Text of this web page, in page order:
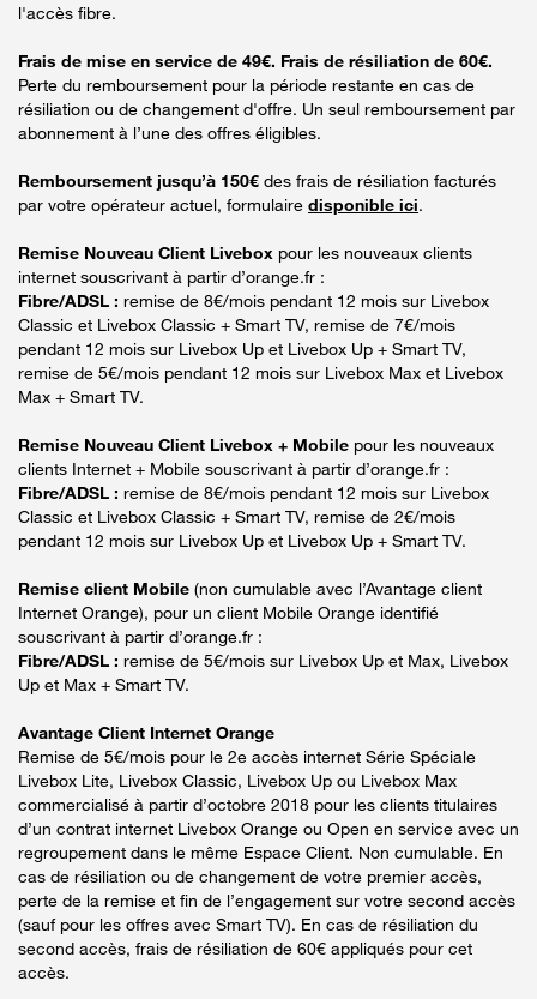
l'accès fibre.
Frais de mise en service de 49€. Frais de résiliation de 60€.
Perte du remboursement pour la période restante en cas de
résiliation ou de changement d'offre. Un seul remboursement par
abonnement à l’une des offres éligibles.
Remboursement jusqu’à 150€ des frais de résiliation facturés
par votre opérateur actuel, formulaire disponible ici.
Remise Nouveau Client Livebox pour les nouveaux clients
internet souscrivant à partir d’orange.fr :
Fibre/ADSL : remise de 8€/mois pendant 12 mois sur Livebox
Classic et Livebox Classic + Smart TV, remise de 7€/mois
pendant 12 mois sur Livebox Up et Livebox Up + Smart TV,
remise de 5€/mois pendant 12 mois sur Livebox Max et Livebox
Max + Smart TV.
Remise Nouveau Client Livebox + Mobile pour les nouveaux
clients Internet + Mobile souscrivant à partir d’orange.fr :
Fibre/ADSL : remise de 8€/mois pendant 12 mois sur Livebox
Classic et Livebox Classic + Smart TV, remise de 2€/mois
pendant 12 mois sur Livebox Up et Livebox Up + Smart TV.
Remise client Mobile (non cumulable avec l’Avantage client
Internet Orange), pour un client Mobile Orange identifié
souscrivant à partir d’orange.fr :
Fibre/ADSL : remise de 5€/mois sur Livebox Up et Max, Livebox
Up et Max + Smart TV.
Avantage Client Internet Orange
Remise de 5€/mois pour le 2e accès internet Série Spéciale
Livebox Lite, Livebox Classic, Livebox Up ou Livebox Max
commercialisé à partir d’octobre 2018 pour les clients titulaires
d’un contrat internet Livebox Orange ou Open en service avec un
regroupement dans le même Espace Client. Non cumulable. En
cas de résiliation ou de changement de votre premier accès,
perte de la remise et fin de l’engagement sur votre second accès
(sauf pour les offres avec Smart TV). En cas de résiliation du
second accès, frais de résiliation de 60€ appliqués pour cet
accès.